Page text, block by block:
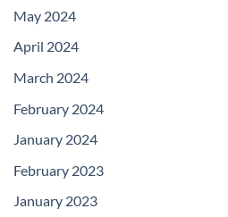
May 2024
April 2024
March 2024
February 2024
January 2024
February 2023
January 2023